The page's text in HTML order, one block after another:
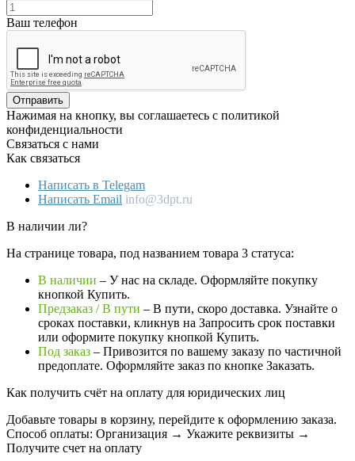
Ваш телефон
Отправить
Нажимая на кнопку, вы соглашаетесь с политикой
конфиденциальности
Связаться с нами
Как связаться
Написать в Telegam
Написать Email info@3dpt.ru
В наличии ли?
На странице товара, под названием товара 3 статуса:
В наличии – У нас на складе. Оформляйте покупку
кнопкой Купить.
Предзаказ / В пути – В пути, скоро доставка. Узнайте о
сроках поставки, кликнув на Запросить cрок поставки
или оформите покупку кнопкой Купить.
Под заказ – Привозится по вашему заказу по частичной
предоплате. Оформляйте заказ по кнопке Заказать.
Как получить счёт на оплату для юридических лиц
Добавьте товары в корзину, перейдите к оформлению заказа.
Способ оплаты: Организация → Укажите реквизиты →
Получите счет на оплату